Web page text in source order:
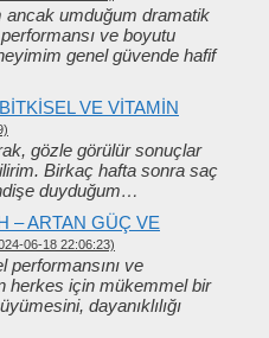
ancak umduğum dramatik
ve boyutu
genel güvende hafif
VE VITAMIN
gözle görülür sonuçlar
Birkaç hafta sonra saç
duyduğum…
– ARTAN GÜÇ VE
06-18 22:06:23)
performansını ve
herkes için mükemmel bir
dayanıklılığı